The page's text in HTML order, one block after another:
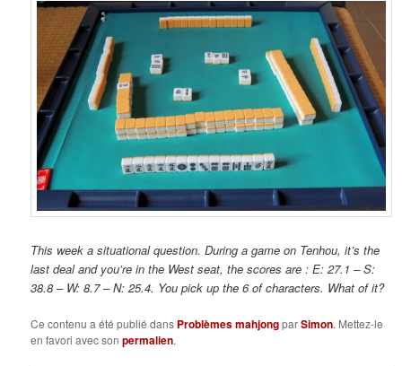
This week a situational question. During a game on Tenhou, it’s the
last deal and you’re in the West seat, the scores are : E: 27.1 – S:
38.8 – W: 8.7 – N: 25.4. You pick up the 6 of characters. What of it?
Ce contenu a été publié dans Problèmes mahjongparSimon. Mettez-le
en favori avec sonpermalien.